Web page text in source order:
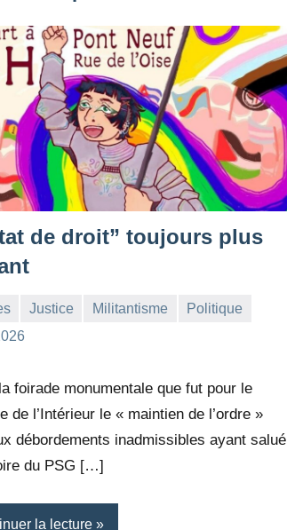
de droit” toujours plus
Justice Militantisme
Politique
foirade monumentale que fut pour le
de l’Intérieur le « maintien de l’ordre »
débordements inadmissibles ayant salué
du PSG […]
la lecture